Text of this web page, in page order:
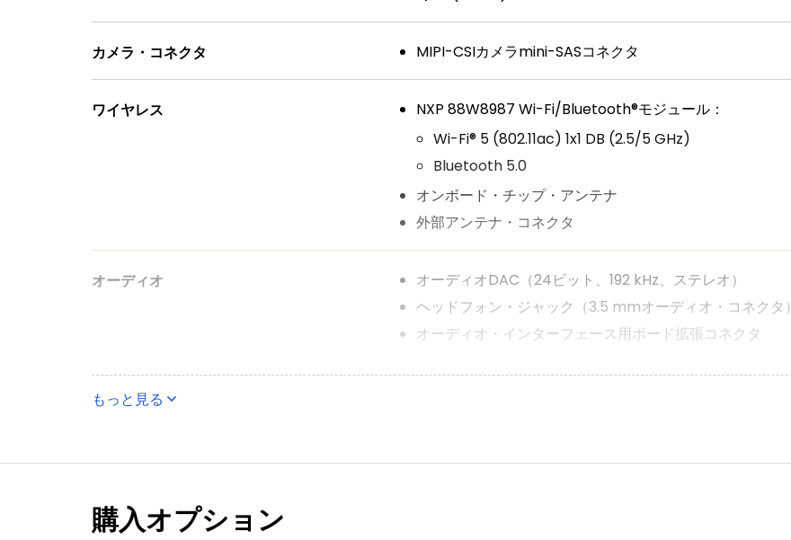
カメラ・コネクタ MIPI-CSIカメラmini-SASコネクタ
ワイヤレス
NXP 88W8987 Wi-Fi/Bluetooth®モジュール：
Wi-Fi® 5 (802.11ac) 1x1 DB (2.5/5 GHz)
Bluetooth 5.0
オンボード・チップ・アンテナ
外部アンテナ・コネクタ
オーディオ
オーディオDAC（24ビット、192 kHz、ステレオ）
ヘッドフォン・ジャック（3.5 mmオーディオ・コネクタ）
オーディオ・インターフェース用ボード拡張コネクタ
コネクティビティ
もっと見る
購入オプション